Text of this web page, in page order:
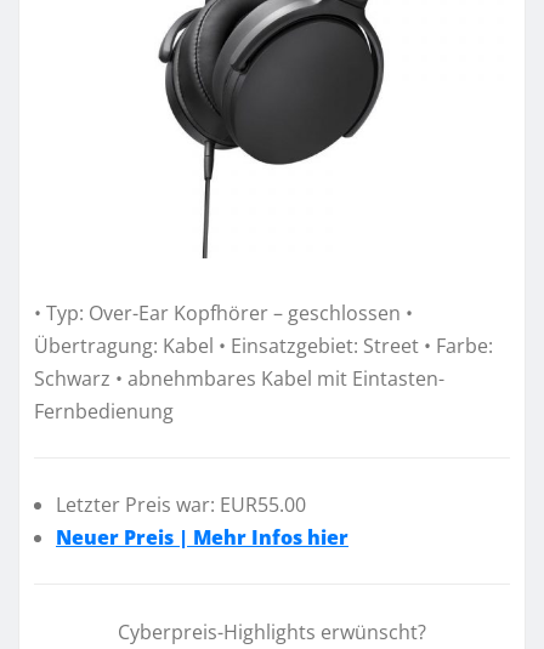
• Typ: Over-Ear Kopfhörer – geschlossen •
Übertragung: Kabel • Einsatzgebiet: Street • Farbe:
Schwarz • abnehmbares Kabel mit Eintasten-
Fernbedienung
Letzter Preis war: EUR55.00
Neuer Preis | Mehr Infos hier
Cyberpreis-Highlights erwünscht?